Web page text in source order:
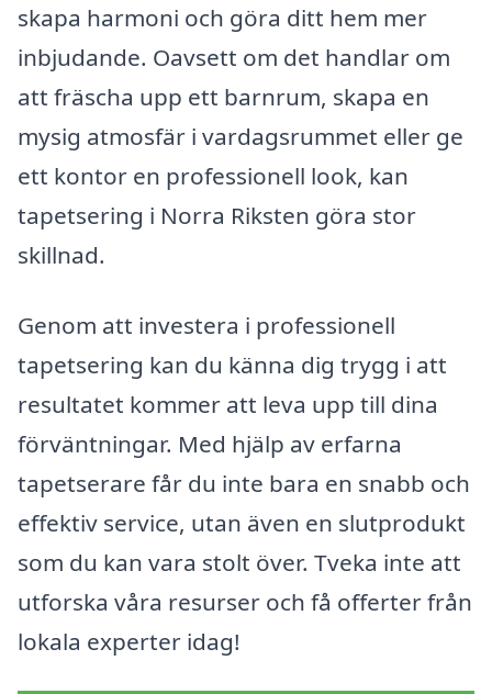
skapa harmoni och göra ditt hem mer
inbjudande. Oavsett om det handlar om
att fräscha upp ett barnrum, skapa en
mysig atmosfär i vardagsrummet eller ge
ett kontor en professionell look, kan
tapetsering i Norra Riksten göra stor
skillnad.
Genom att investera i professionell
tapetsering kan du känna dig trygg i att
resultatet kommer att leva upp till dina
förväntningar. Med hjälp av erfarna
tapetserare får du inte bara en snabb och
effektiv service, utan även en slutprodukt
som du kan vara stolt över. Tveka inte att
utforska våra resurser och få offerter från
lokala experter idag!